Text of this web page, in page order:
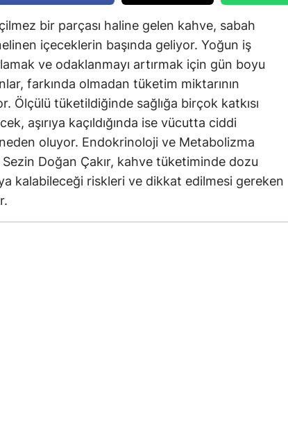
bir parçası haline gelen kahve, sabah
içeceklerin başında geliyor. Yoğun iş
ve odaklanmayı artırmak için gün boyu
farkında olmadan tüketim miktarının
Ölçülü tüketildiğinde sağlığa birçok katkısı
aşırıya kaçıldığında ise vücutta ciddi
oluyor. Endokrinoloji ve Metabolizma
Sezin Doğan Çakır, kahve tüketiminde dozu
kalabileceği riskleri ve dikkat edilmesi gereken